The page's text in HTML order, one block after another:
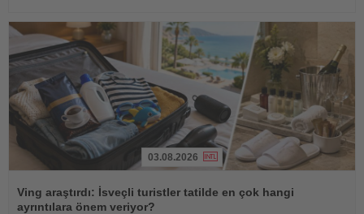
Oku
03.08.2026
Ving araştırdı: İsveçli turistler tatilde en çok hangi
ayrıntılara önem veriyor?